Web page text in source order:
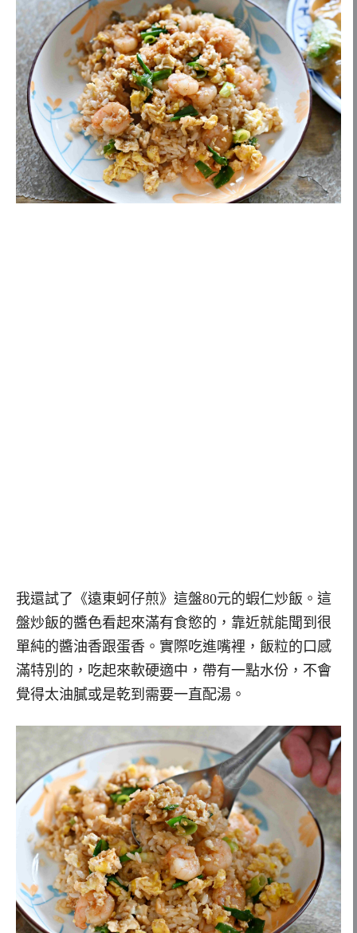
我還試了《遠東蚵仔煎》這盤80元的蝦仁炒飯。這
盤炒飯的醬色看起來滿有食慾的，靠近就能聞到很
單純的醬油香跟蛋香。實際吃進嘴裡，飯粒的口感
滿特別的，吃起來軟硬適中，帶有一點水份，不會
覺得太油膩或是乾到需要一直配湯。